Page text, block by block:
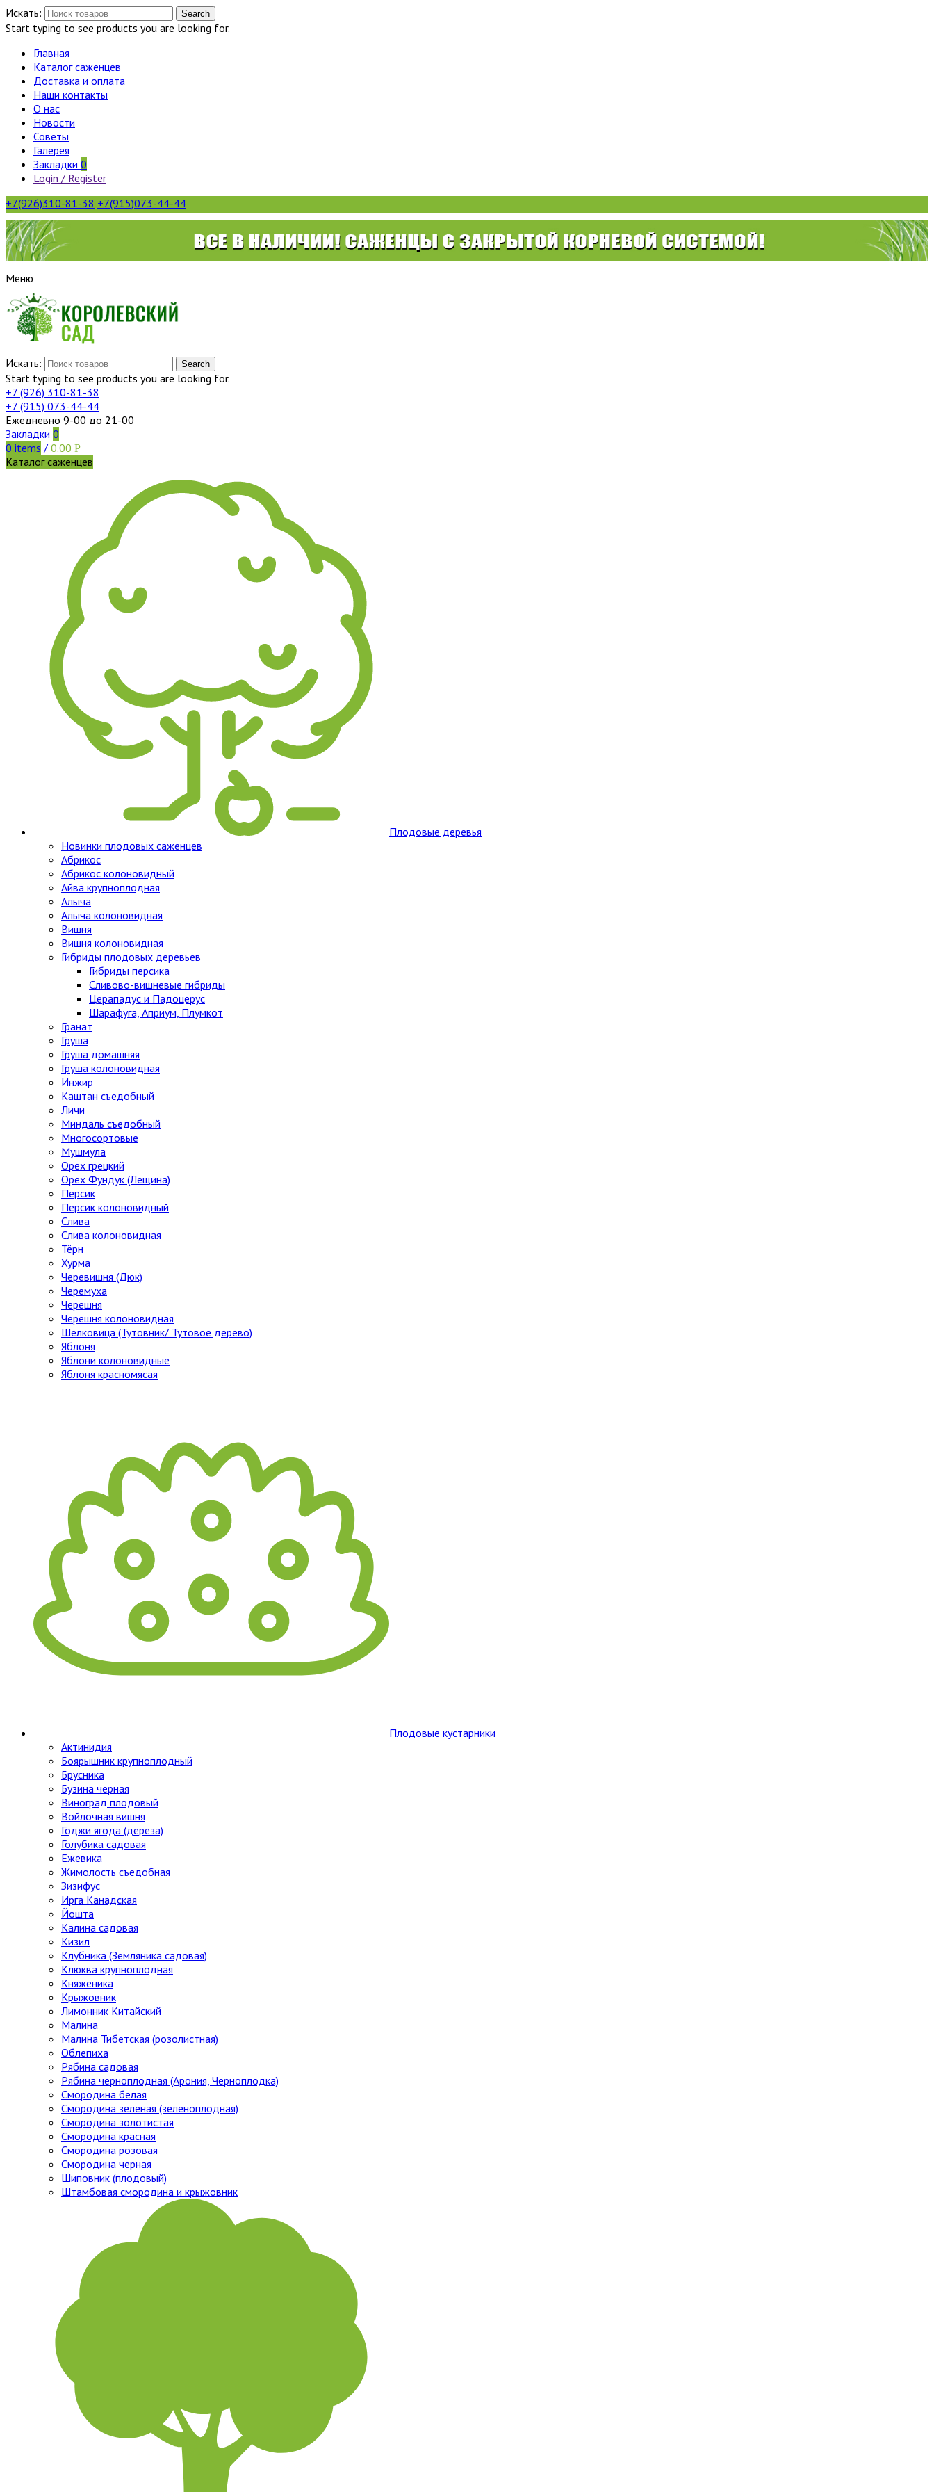
Искать: Search
Start typing to see products you are looking for.
Главная
Каталог саженцев
Доставка и оплата
Наши контакты
О нас
Новости
Советы
Галерея
Закладки 0
Login / Register
+7(926)310-81-38 +7(915)073-44-44
Меню
Искать: Search
Start typing to see products you are looking for.
+7 (926) 310-81-38
+7 (915) 073-44-44
Ежедневно 9-00 до 21-00
Закладки 0
0 items / 0.00 Р
Каталог саженцев
Плодовые деревья
Новинки плодовых саженцев
Абрикос
Абрикос колоновидный
Айва крупноплодная
Алыча
Алыча колоновидная
Вишня
Вишня колоновидная
Гибриды плодовых деревьев
Гибриды персика
Сливово-вишневые гибриды
Церападус и Падоцерус
Шарафуга, Априум, Плумкот
Гранат
Груша
Груша домашняя
Груша колоновидная
Инжир
Каштан съедобный
Личи
Миндаль съедобный
Многосортовые
Мушмула
Орех грецкий
Орех Фундук (Лещина)
Персик
Персик колоновидный
Слива
Слива колоновидная
Тёрн
Хурма
Черевишня (Дюк)
Черемуха
Черешня
Черешня колоновидная
Шелковица (Тутовник/ Тутовое дерево)
Яблоня
Яблони колоновидные
Яблоня красномясая
Плодовые кустарники
Актинидия
Боярышник крупноплодный
Брусника
Бузина черная
Виноград плодовый
Войлочная вишня
Годжи ягода (дереза)
Голубика садовая
Ежевика
Жимолость съедобная
Зизифус
Ирга Канадская
Йошта
Калина садовая
Кизил
Клубника (Земляника садовая)
Клюква крупноплодная
Княженика
Крыжовник
Лимонник Китайский
Малина
Малина Тибетская (розолистная)
Облепиха
Рябина садовая
Рябина черноплодная (Арония, Черноплодка)
Смородина белая
Смородина зеленая (зеленоплодная)
Смородина золотистая
Смородина красная
Смородина розовая
Смородина черная
Шиповник (плодовый)
Штамбовая смородина и крыжовник